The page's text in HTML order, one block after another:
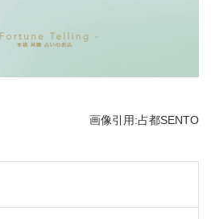
画像引用:占都SENTO